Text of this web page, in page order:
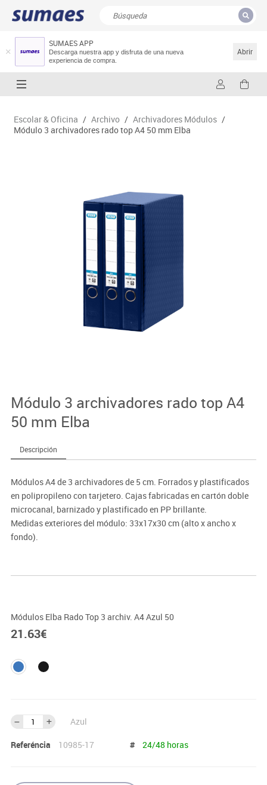
SUMAES APP
Descarga nuestra app y disfruta de una nueva
experiencia de compra.
Abrir
Resultados de la búsqueda
Escolar & Oficina / Archivo / Archivadores Módulos /
Módulo 3 archivadores rado top A4 50 mm Elba
Módulo 3 archivadores rado top A4
50 mm Elba
Descripción
Módulos A4 de 3 archivadores de 5 cm. Forrados y plastificados
en polipropileno con tarjetero. Cajas fabricadas en cartón doble
microcanal, barnizado y plastificado en PP brillante.
Medidas exteriores del módulo: 33x17x30 cm (alto x ancho x
fondo).
Módulos Elba Rado Top 3 archiv. A4 Azul 50
21.63€
Azul
Referéncia 10985-17 # 24/48 horas